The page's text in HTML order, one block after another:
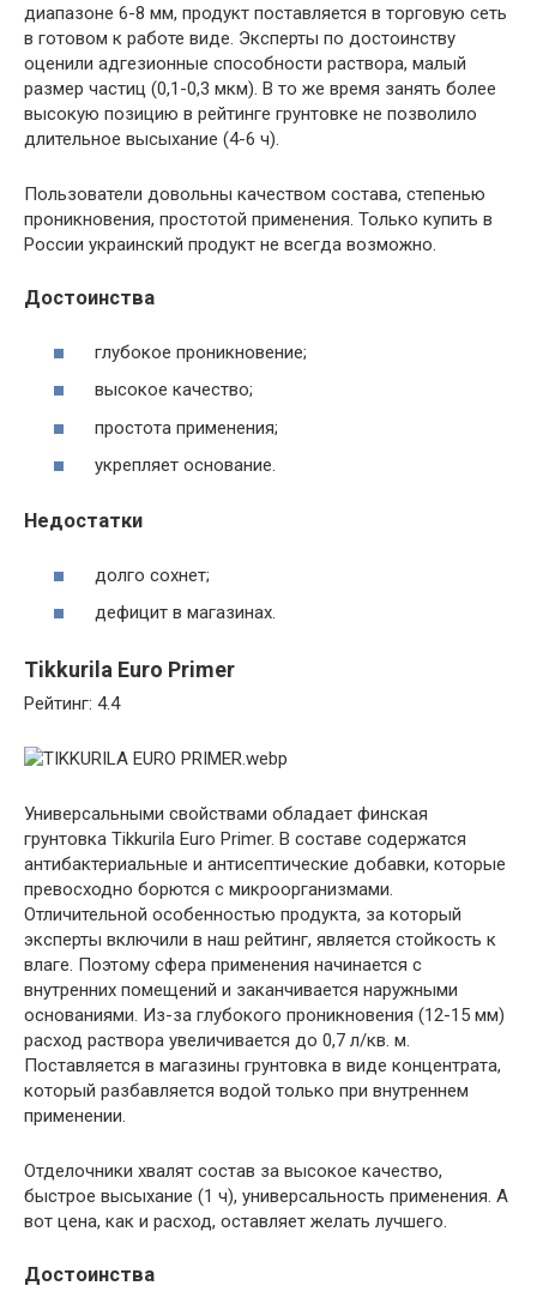
диапазоне 6-8 мм, продукт поставляется в торговую сеть
в готовом к работе виде. Эксперты по достоинству
оценили адгезионные способности раствора, малый
размер частиц (0,1-0,3 мкм). В то же время занять более
высокую позицию в рейтинге грунтовке не позволило
длительное высыхание (4-6 ч).
Пользователи довольны качеством состава, степенью
проникновения, простотой применения. Только купить в
России украинский продукт не всегда возможно.
Достоинства
глубокое проникновение;
высокое качество;
простота применения;
укрепляет основание.
Недостатки
долго сохнет;
дефицит в магазинах.
Tikkurila Euro Primer
Рейтинг: 4.4
Универсальными свойствами обладает финская
грунтовка Tikkurila Euro Primer. В составе содержатся
антибактериальные и антисептические добавки, которые
превосходно борются с микроорганизмами.
Отличительной особенностью продукта, за который
эксперты включили в наш рейтинг, является стойкость к
влаге. Поэтому сфера применения начинается с
внутренних помещений и заканчивается наружными
основаниями. Из-за глубокого проникновения (12-15 мм)
расход раствора увеличивается до 0,7 л/кв. м.
Поставляется в магазины грунтовка в виде концентрата,
который разбавляется водой только при внутреннем
применении.
Отделочники хвалят состав за высокое качество,
быстрое высыхание (1 ч), универсальность применения. А
вот цена, как и расход, оставляет желать лучшего.
Достоинства